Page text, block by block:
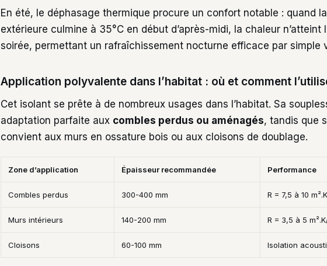
En été, le déphasage thermique procure un confort notable : quand
extérieure culmine à 35°C en début d’après-midi, la chaleur n’atteint
soirée, permettant un rafraîchissement nocturne efficace par simple
Application polyvalente dans l’habitat : où et comment
Cet isolant se prête à de nombreux usages dans l’habitat. Sa
adaptation parfaite aux combles perdus ou aménagés, tandis que
convient aux murs en ossature bois ou aux cloisons de doublage.
Zone d’application Épaisseur recommandée Performance
Combles perdus 300-400 mm R = 7,5 à 10
Murs intérieurs 140-200 mm R = 3,5 à 5
Cloisons 60-100 mm Isolation